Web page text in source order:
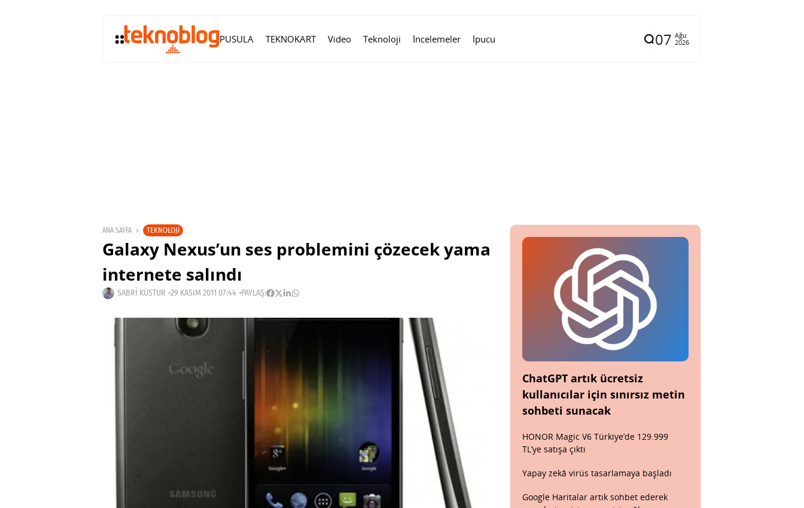
PUSULA TEKNOKART Video Teknoloji İncelemeler İpucu 07 Ağu
2026
ANA SAYFA TEKNOLOJI
Galaxy Nexus’un ses problemini çözecek yama
internete salındı
SABRI KÜSTÜR 29 KASIM 2011 07:44 PAYLAŞ:
ChatGPT artık ücretsiz
kullanıcılar için sınırsız metin
sohbeti sunacak
HONOR Magic V6 Türkiye’de 129.999
TL’ye satışa çıktı
Yapay zekâ virüs tasarlamaya başladı
Google Haritalar artık sohbet ederek